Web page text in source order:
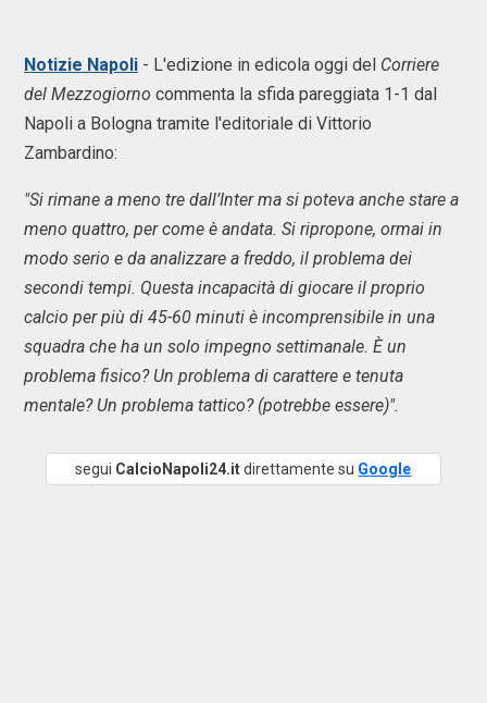
Notizie Napoli - L'edizione in edicola oggi del Corriere
del Mezzogiorno commenta la sfida pareggiata 1-1 dal
Napoli a Bologna tramite l'editoriale di Vittorio
Zambardino:
"Si rimane a meno tre dall’Inter ma si poteva anche stare a
meno quattro, per come è andata. Si ripropone, ormai in
modo serio e da analizzare a freddo, il problema dei
secondi tempi. Questa incapacità di giocare il proprio
calcio per più di 45-60 minuti è incomprensibile in una
squadra che ha un solo impegno settimanale. È un
problema fisico? Un problema di carattere e tenuta
mentale? Un problema tattico? (potrebbe essere)".
segui CalcioNapoli24.itdirettamente su Google